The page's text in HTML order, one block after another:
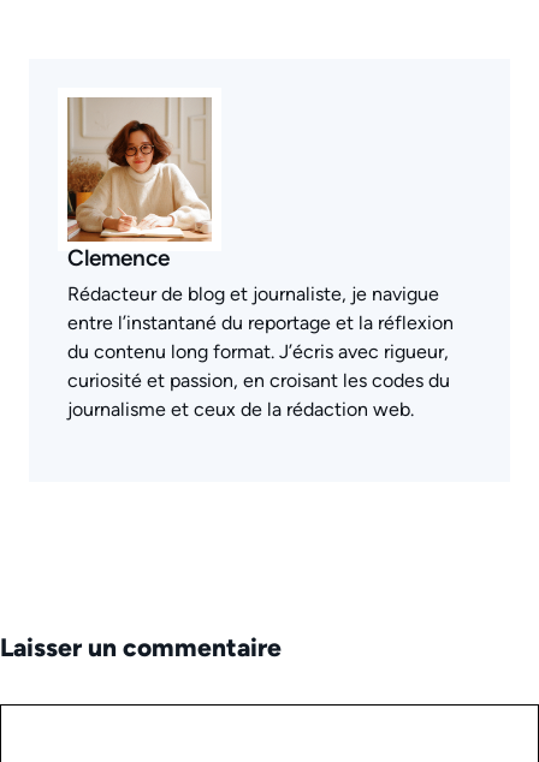
Clemence
Rédacteur de blog et journaliste, je navigue
entre l’instantané du reportage et la réflexion
du contenu long format. J’écris avec rigueur,
curiosité et passion, en croisant les codes du
journalisme et ceux de la rédaction web.
Laisser un commentaire